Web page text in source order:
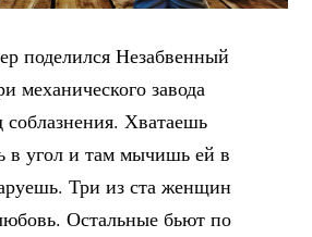
поделился Незабвенный
завода
соблазнения. Хватаешь
угол и там мычишь ей в
Три из ста женщин
Остальные бьют по